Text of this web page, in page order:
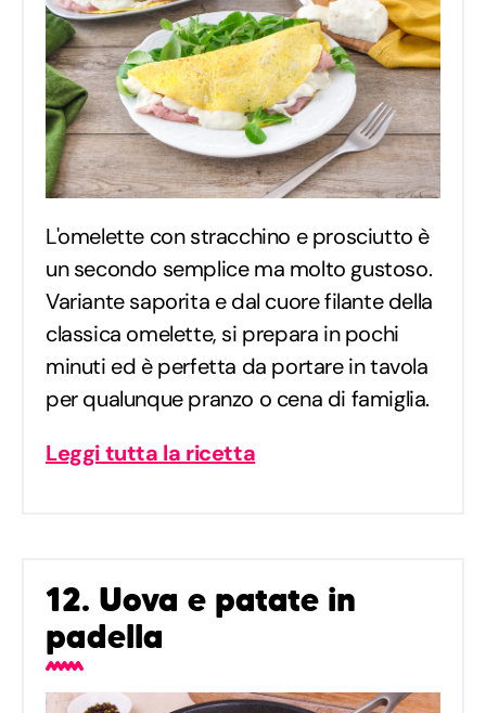
L'omelette con stracchino e prosciutto è
un secondo semplice ma molto gustoso.
Variante saporita e dal cuore filante della
classica omelette, si prepara in pochi
minuti ed è perfetta da portare in tavola
per qualunque pranzo o cena di famiglia.
Leggi tutta la ricetta
12. Uova e patate in
padella